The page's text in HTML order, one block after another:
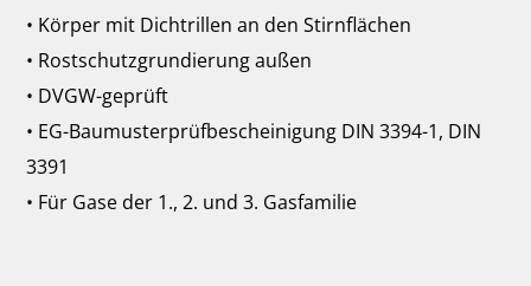
• Körper mit Dichtrillen an den Stirnflächen
• Rostschutzgrundierung außen
• DVGW-geprüft
• EG-Baumusterprüfbescheinigung DIN 3394-1, DIN
3391
• Für Gase der 1., 2. und 3. Gasfamilie